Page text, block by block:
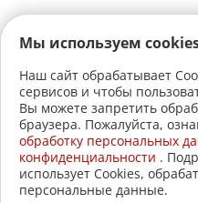
+7 (3822)22-17-60
+7 (3822)21-30-30
2005-2026 © АвтоСтройЛавка.
Меню
Мы используем
Наш сайт обрабатывает
сервисов и чтобы
Вы можете запретить
браузера. Пожалуйста,
обработку персональных
конфиденциальности .
использует Cookies,
персональные данные.